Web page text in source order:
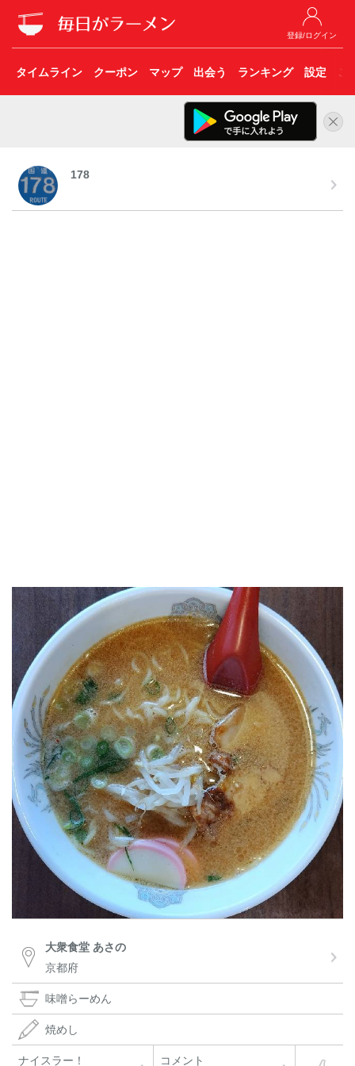
登録/ログイン
タイムライン クーポン マップ 出会う ランキング 設定 こ
178
大衆食堂 あさの
京都府
味噌らーめん
焼めし
ナイスラー！ コメント